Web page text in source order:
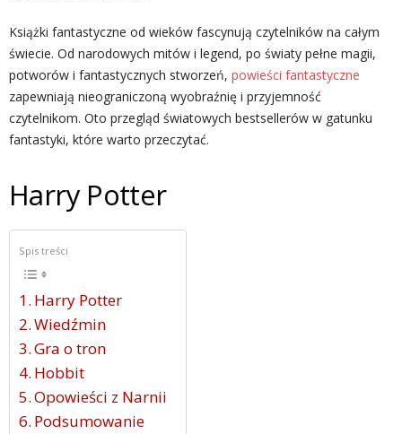
Książki fantastyczne od wieków fascynują czytelników na całym
świecie. Od narodowych mitów i legend, po światy pełne magii,
potworów i fantastycznych stworzeń, powieści fantastyczne
zapewniają nieograniczoną wyobraźnię i przyjemność
czytelnikom. Oto przegląd światowych bestsellerów w gatunku
fantastyki, które warto przeczytać.
Harry Potter
Spis treści
Harry Potter
Wiedźmin
Gra o tron
Hobbit
Opowieści z Narnii
Podsumowanie